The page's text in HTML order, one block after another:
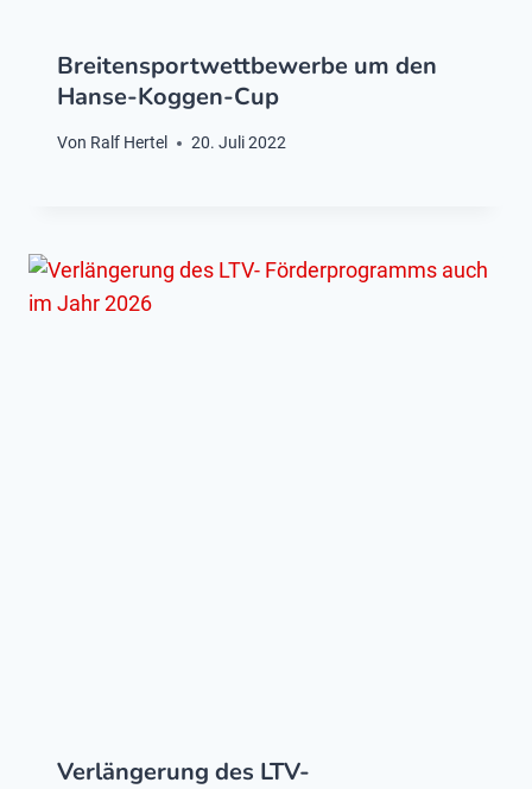
Breitensportwettbewerbe um den
Hanse-Koggen-Cup
Von Ralf Hertel 20. Juli 2022
Verlängerung des LTV-